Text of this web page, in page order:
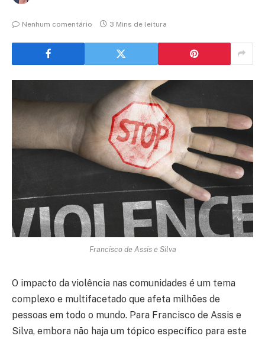
Nenhum comentário 3 Mins de leitura
Francisco de Assis e Silva
O impacto da violência nas comunidades é um tema
complexo e multifacetado que afeta milhões de
pessoas em todo o mundo. Para Francisco de Assis e
Silva, embora não haja um tópico específico para este